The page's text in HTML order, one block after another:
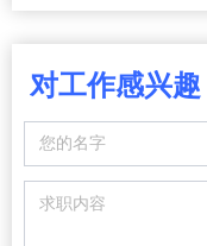
对工作感兴